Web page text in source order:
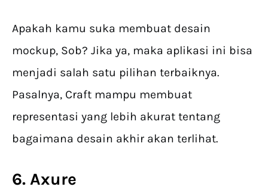
Apakah kamu suka membuat desain
mockup, Sob? Jika ya, maka aplikasi ini bisa
menjadi salah satu pilihan terbaiknya.
Pasalnya, Craft mampu membuat
representasi yang lebih akurat tentang
bagaimana desain akhir akan terlihat.
6. Axure